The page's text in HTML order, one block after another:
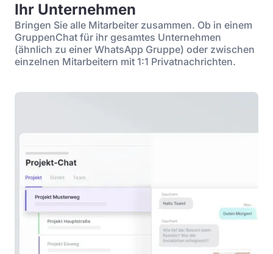
Ihr Unternehmen
Bringen Sie alle Mitarbeiter zusammen. Ob in einem
GruppenChat für ihr gesamtes Unternehmen
(ähnlich zu einer WhatsApp Gruppe) oder zwischen
einzelnen Mitarbeitern mit 1:1 Privatnachrichten.